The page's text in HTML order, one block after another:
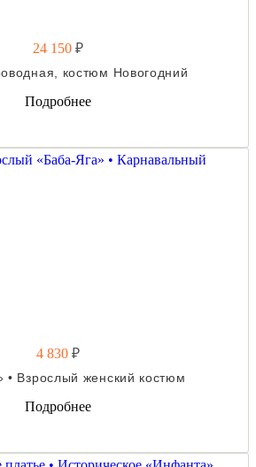
24 150 ₽
костюм Новогодний
Подробнее
4 830 ₽
• Взрослый женский костюм
Подробнее